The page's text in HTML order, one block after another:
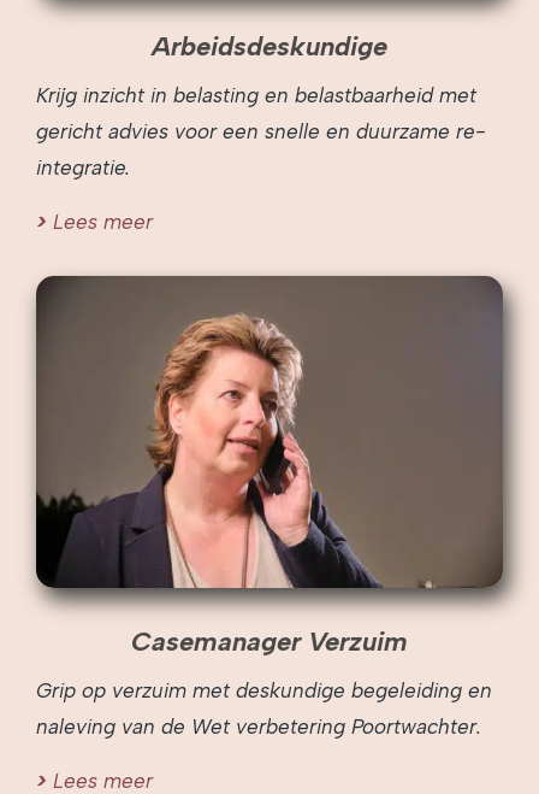
Arbeidsdeskundige
Krijg inzicht in belasting en belastbaarheid met
gericht advies voor een snelle en duurzame re-
integratie.
Lees meer
Casemanager Verzuim
Grip op verzuim met deskundige begeleiding en
naleving van de Wet verbetering Poortwachter.
Lees meer